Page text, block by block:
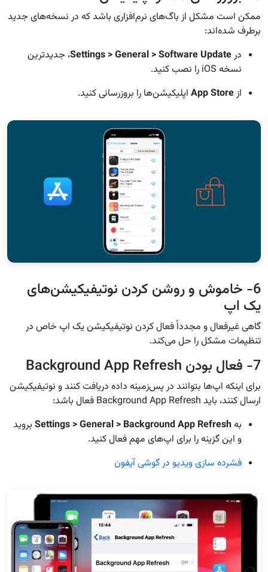
ممکن است مشکل از باگ‌های نرم‌افزاری باشد که در نسخه‌های جدید
برطرف شده‌اند:
درSettings > General > Software Update، جدیدترین
نسخه iOS را نصب کنید.
ازApp Store اپلیکیشن‌ها را بروزرسانی کنید.
6- خاموش و روشن کردن نوتیفیکیشن‌های
یک اپ
گاهی غیرفعال و مجدداً فعال کردن نوتیفیکیشن یک اپ خاص در
تنظیمات مشکل را حل می‌کند.
7- فعال بودن Background App Refresh
برای اینکه اپ‌ها بتوانند در پس‌زمینه داده دریافت کنند و نوتیفیکیشن
ارسال کنند، باید Background App Refresh فعال باشد:
بهSettings > General > Background App Refresh بروید
و این گزینه را برای اپ‌های مهم فعال کنید.
فشرده سازی ویدیو در گوشی آیفون